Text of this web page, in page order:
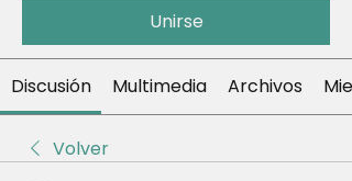
Unirse
Discusión Multimedia Archivos
Volver